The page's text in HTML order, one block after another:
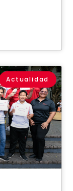
Actualidad